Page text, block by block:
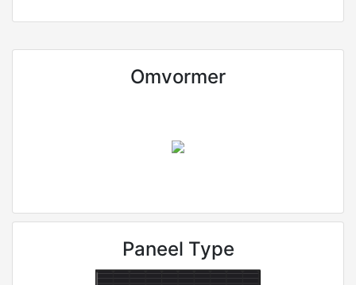
Omvormer
Paneel Type